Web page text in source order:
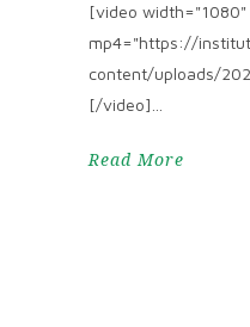
[video
mp4="https://
content/uploads/
[/video]
Read More